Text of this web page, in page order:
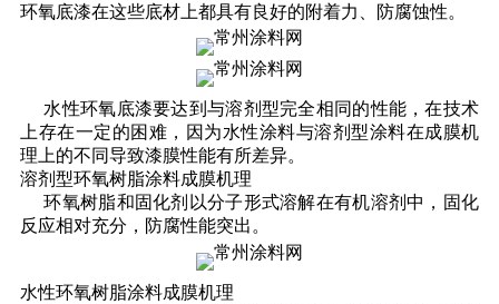
环氧底漆在这些底材上都具有良好的附着力、防腐蚀性。
水性环氧底漆要达到与溶剂型完全相同的性能，在技术
上存在一定的困难，因为水性涂料与溶剂型涂料在成膜机
理上的不同导致漆膜性能有所差异。
溶剂型环氧树脂涂料成膜机理
环氧树脂和固化剂以分子形式溶解在有机溶剂中，固化
反应相对充分，防腐性能突出。
水性环氧树脂涂料成膜机理